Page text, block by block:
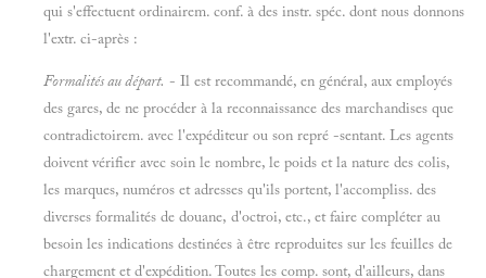
qui s'effectuent ordinairem. conf. à des instr. spéc. dont nous donnons
l'extr. ci-après :
Formalités au départ. - Il est recommandé, en général, aux employés
des gares, de ne procéder à la reconnaissance des marchandises que
contradictoirem. avec l'expéditeur ou son repré -sentant. Les agents
doivent vérifier avec soin le nombre, le poids et la nature des colis,
les marques, numéros et adresses qu'ils portent, l'accompliss. des
diverses formalités de douane, d'octroi, etc., et faire compléter au
besoin les indications destinées à être reproduites sur les feuilles de
chargement et d'expédition. Toutes les comp. sont, d'ailleurs, dans